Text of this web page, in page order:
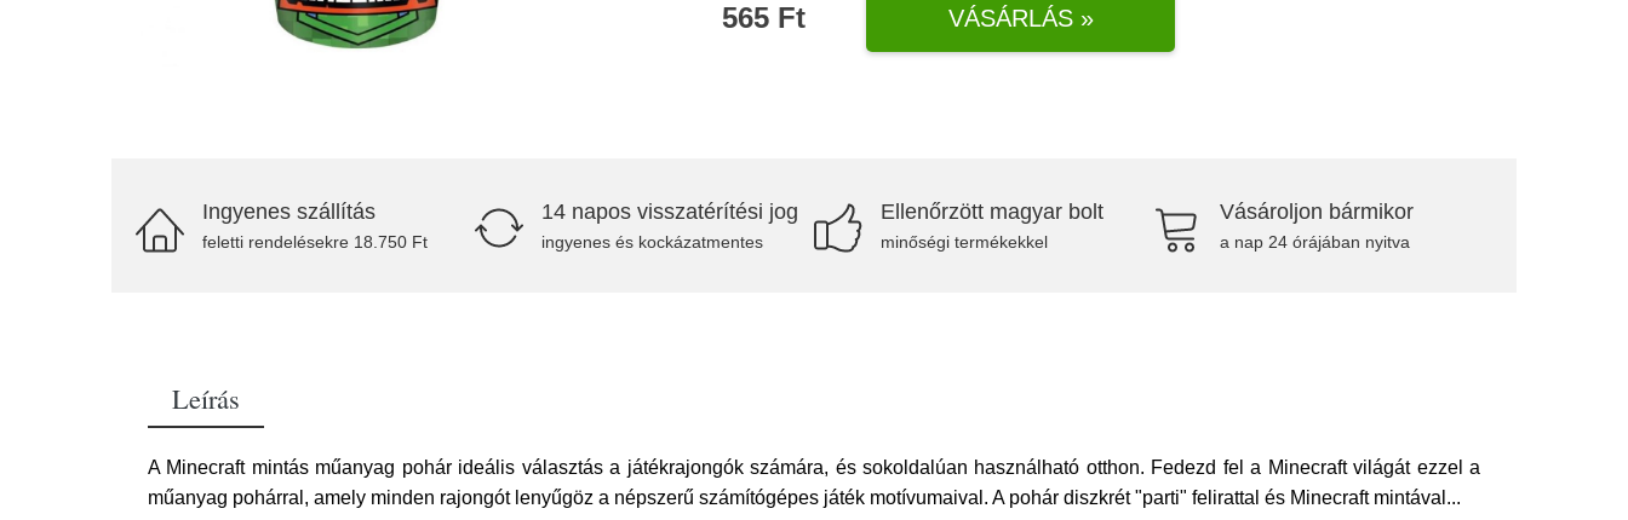
565 Ft VÁSÁRLÁS »
Ingyenes szállítás
feletti rendelésekre 18.750 Ft
14 napos visszatérítési jog
ingyenes és kockázatmentes
Ellenőrzött magyar bolt
minőségi termékekkel
Vásároljon bármikor
a nap 24 órájában nyitva
Leírás
A Minecraft mintás műanyag pohár ideális választás a játékrajongók számára, és sokoldalúan használható otthon. Fedezd fel a Minecraft világát ezzel a
műanyag pohárral, amely minden rajongót lenyűgöz a népszerű számítógépes játék motívumaival. A pohár diszkrét "parti" felirattal és Minecraft mintával ...